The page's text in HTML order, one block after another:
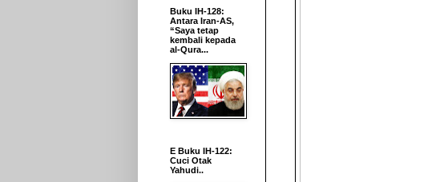
Buku IH-128:
Antara Iran-AS,
“Saya tetap
kembali kepada
al-Qura...
E Buku IH-122:
Cuci Otak
Yahudi..